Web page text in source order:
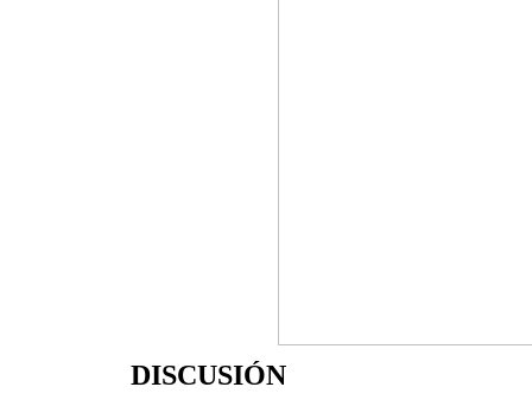
DISCUSIÓN